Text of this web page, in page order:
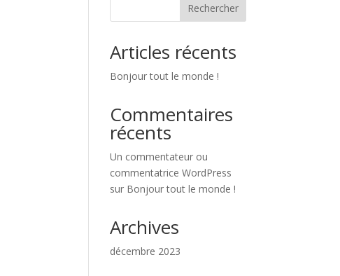
Rechercher
Articles récents
Bonjour tout le monde !
Commentaires
récents
Un commentateur ou
commentatrice WordPress
sur Bonjour tout le monde !
Archives
décembre 2023